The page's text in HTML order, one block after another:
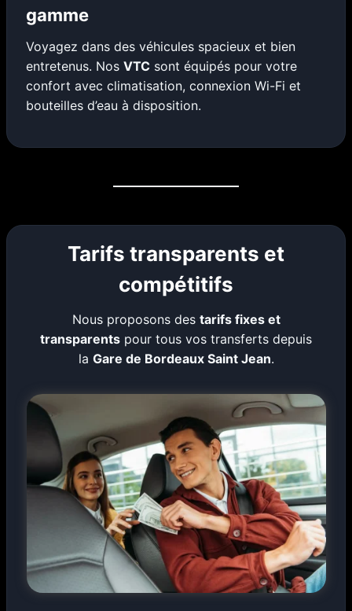
gamme
Voyagez dans des véhicules spacieux et bien
entretenus. NosVTC sont équipés pour votre
confort avec climatisation, connexion Wi-Fi et
bouteilles d’eau à disposition.
Tarifs transparents et
compétitifs
Nous proposons des tarifs fixes et
transparents pour tous vos transferts depuis
la Gare de Bordeaux Saint Jean.